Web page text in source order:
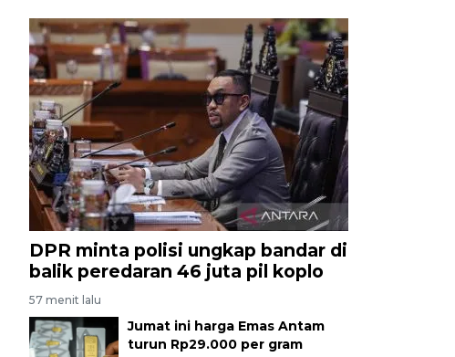
DPR minta polisi ungkap bandar di
balik peredaran 46 juta pil koplo
57 menit lalu
Jumat ini harga Emas Antam
turun Rp29.000 per gram